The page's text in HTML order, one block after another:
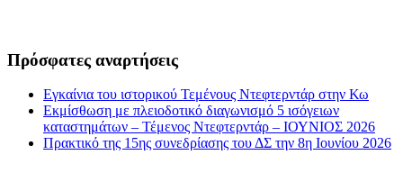
Πρόσφατες αναρτήσεις
Εγκαίνια του ιστορικού Τεμένους Ντεφτερντάρ στην Κω
Εκμίσθωση με πλειοδοτικό διαγωνισμό 5 ισόγειων
καταστημάτων – Τέμενος Ντεφτερντάρ – ΙΟΥΝΙΟΣ 2026
Πρακτικό της 15ης συνεδρίασης του ΔΣ την 8η Ιουνίου 2026